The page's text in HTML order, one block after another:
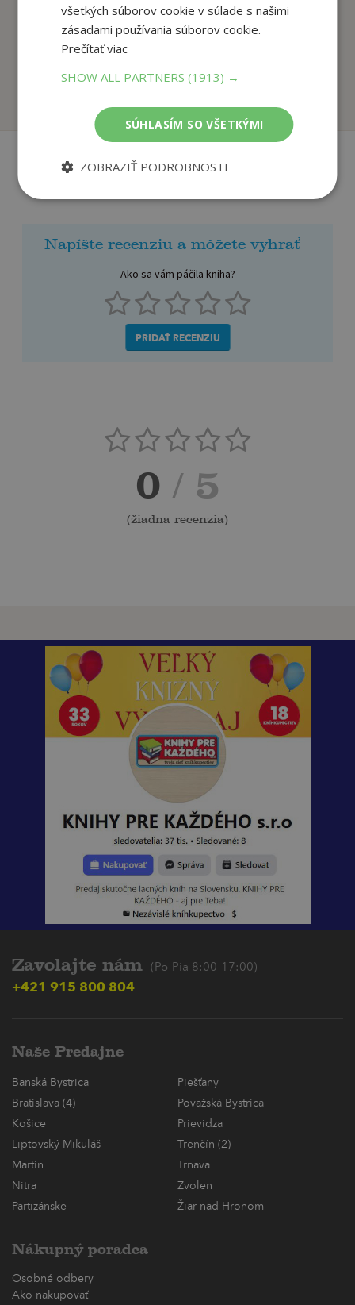
Garfield zvažuje
možnosti (č. 47)
Napíšte recenziu a môžete vyhrať
Ako sa vám páčila kniha?
PRIDAŤ RECENZIU
0 / 5
(žiadna recenzia)
Zavolajte nám (Po-Pia 8:00-17:00)
+421 915 800 804
Naše Predajne
Banská Bystrica
Piešťany
Bratislava (4)
Považská Bystrica
Košice
Prievidza
Liptovský Mikuláš
Trenčín (2)
Martin
Trnava
Nitra
Zvolen
Partizánske
Žiar nad Hronom
Nákupný poradca
Osobné odbery
Ako nakupovať
všetkých súborov cookie v súlade s našimi
zásadami používania súborov cookie.
Prečítať viac
SHOW ALL PARTNERS(1913) →
SÚHLASÍM SO VŠETKÝMI
ZOBRAZIŤ PODROBNOSTI